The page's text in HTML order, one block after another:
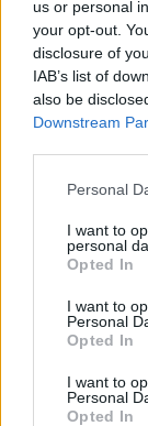
us or personal
your opt-out.
disclosure of
IAB’s list of
also be
Downstream
Please note
not limited to
grant or deny
use your data
consent section.
Personal
I want to
personal
Opted In
I want to
Personal
Opted In
I want to
Personal
Opted In
Orientet
szinhazhu•2015.